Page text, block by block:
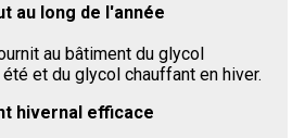
au long de l'année
au bâtiment du glycol
et du glycol chauffant en hiver.
hivernal efficace